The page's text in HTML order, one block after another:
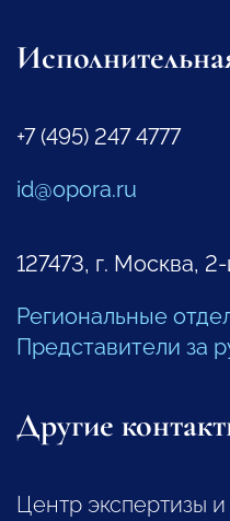
+7 (495) 247 4777
id@opora.ru
127473, г. Москва,
Региональные
Представители за
Другие
Центр экспертизы